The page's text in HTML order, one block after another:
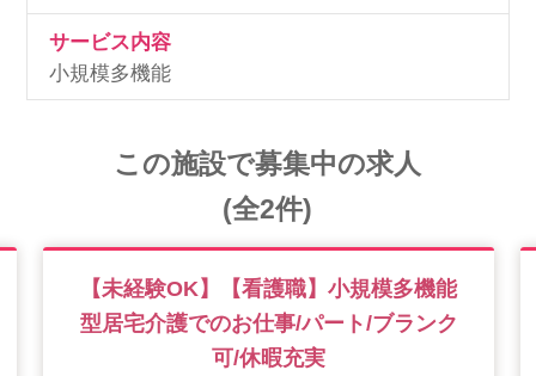
サービス内容
小規模多機能
この施設で募集中の求人
(全2件)
【未経験OK】【看護職】小規模多機能
型居宅介護でのお仕事/パート/ブランク
可/休暇充実